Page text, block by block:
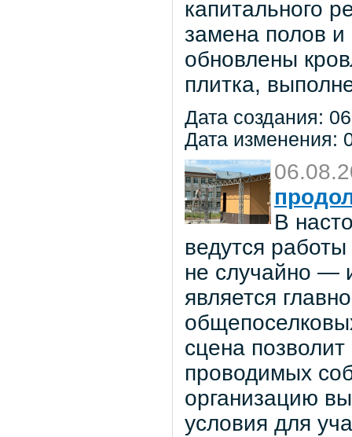
капитального
замена полов
обновлены
плитка,
Дата создания:
Дата изменения:
В
ведутся
не случайно —
является
сцена
проводимых
организацию
условия для